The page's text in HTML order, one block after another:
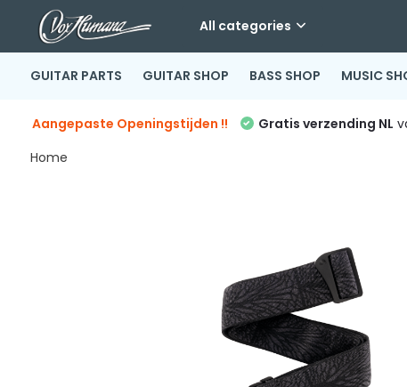
All categories
GUITAR PARTS GUITAR SHOP BASS SHOP MUSIC
Aangepaste Openingstijden !! Gratis verzending NL
Home